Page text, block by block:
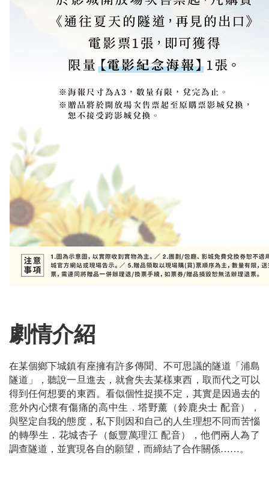
劇情介紹
在某個鄉下城鎮有座擁有許多傳聞、不可思議的隧道「浦島
隧道」，聽說一旦進去，就會失去某樣東西，取而代之可以
得到任何想要的東西。看似個性捉摸不定，其實是因過去的
意外內心懷有傷痛的高中生．塔野薰（鈴鹿央士 配音），
與堅定自我的態度，私下則因和自己的人生理想不同而苦惱
的轉學生．花城杏子（飯豐萬理江 配音），他們兩人為了
調查隧道，並實現各自的願望，而締結了合作關係……。